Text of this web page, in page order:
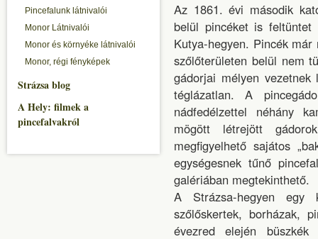
Pincefalunk látnivalói
Monor Látnivalói
Monor és környéke látnivalói
Monor, régi fényképek
Strázsa blog
A Hely: filmek a
pincefalvakról
Az 1861. évi második
belül pincéket is feltüntet
Kutya-hegyen. Pincék
szőlőterületen belül nem
gádorjai mélyen
téglázatlan. A
nádfedélzettel néhány
mögött létrejött
megfigyelhető sajátos
egységesnek tűnő
galériában megtekinthető.
A Strázsa-hegyen egy
szőlőskertek, borházak,
évezred elején